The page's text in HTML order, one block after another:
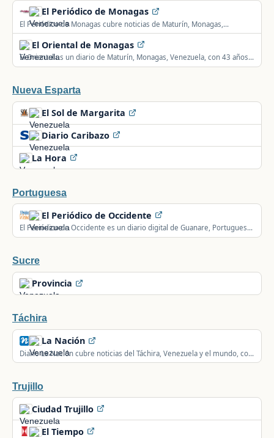
El Periódico de Monagas
El Periódico de Monagas cubre noticias de Maturín, Monagas,
Venezuela y el mundo.
El Oriental de Monagas
El Oriental es un diario de Maturín, Monagas, Venezuela, con 43 años
informando.
Nueva Esparta
El Sol de Margarita
Diario Caribazo
La Hora
Portuguesa
El Periódico de Occidente
El Periódico de Occidente es un diario digital de Guanare, Portuguesa,
Venezuela, con noticias de última hora.
Sucre
Provincia
Táchira
La Nación
Diario La Nación cubre noticias del Táchira, Venezuela y el mundo, con
secciones de política, sucesos, deportes y opinión.
Trujillo
Ciudad Trujillo
El Tiempo